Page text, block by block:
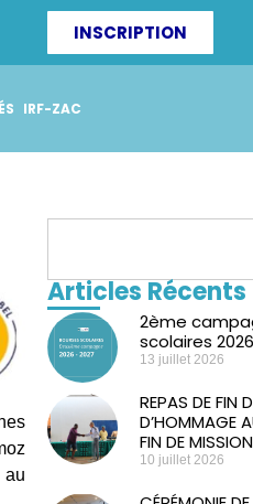
INSCRIPTION
IRF-ZAC
au
Articles Récents
2ème
scolaires
13 juillet 2026
REPAS DE FIN
D’HOMMAGE
FIN DE MISSION
10 juillet 2026